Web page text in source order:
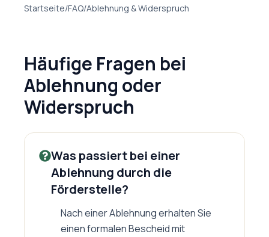
Startseite/FAQ/Ablehnung & Widerspruch
Häufige Fragen bei
Ablehnung oder
Widerspruch
Was passiert bei einer
Ablehnung durch die
Förderstelle?
Nach einer Ablehnung erhalten Sie
einen formalen Bescheid mit